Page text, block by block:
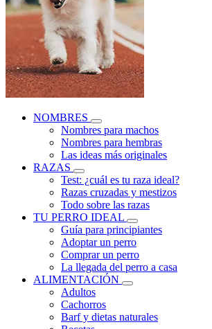
NOMBRES
Nombres para machos
Nombres para hembras
Las ideas más originales
RAZAS
Test: ¿cuál es tu raza ideal?
Razas cruzadas y mestizos
Todo sobre las razas
TU PERRO IDEAL
Guía para principiantes
Adoptar un perro
Comprar un perro
La llegada del perro a casa
ALIMENTACIÓN
Adultos
Cachorros
Barf y dietas naturales